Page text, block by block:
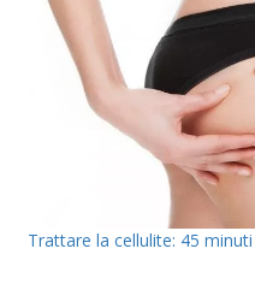
Trattare la cellulite: 45